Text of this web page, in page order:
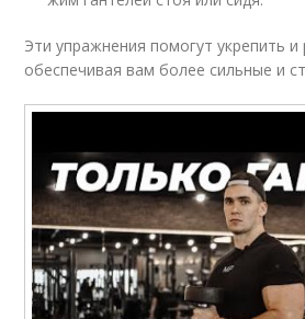
Эти упражнения помогут укрепить
обеспечивая вам более сильные и